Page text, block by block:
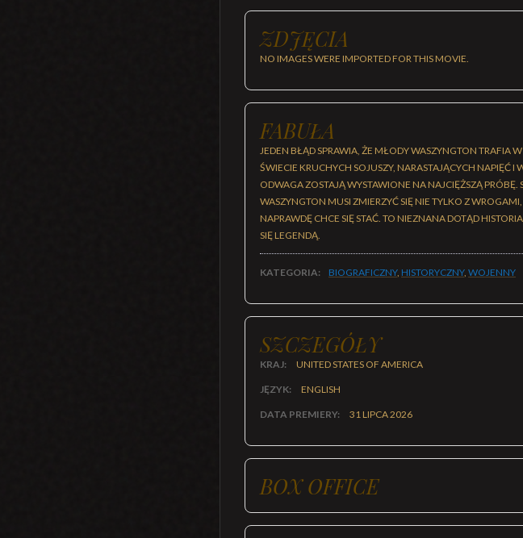
ZDJĘCIA
NO IMAGES WERE IMPORTED FOR THIS MOVIE.
FABUŁA
JEDEN BŁĄD SPRAWIA, ŻE MŁODY WASZYNGTON TRAFIA
ŚWIECIE KRUCHYCH SOJUSZY, NARASTAJĄCYCH NAPIĘĆ
ODWAGA ZOSTAJĄ WYSTAWIONE NA NAJCIĘŻSZĄ
WASZYNGTON MUSI ZMIERZYĆ SIĘ NIE TYLKO Z
NAPRAWDĘ CHCE SIĘ STAĆ. TO NIEZNANA DOTĄD
SIĘ LEGENDĄ.
KATEGORIA: BIOGRAFICZNY, HISTORYCZNY, WOJENNY
SZCZEGÓŁY
KRAJ: UNITED STATES OF AMERICA
JĘZYK: ENGLISH
DATA PREMIERY: 31 LIPCA 2026
BOX OFFICE